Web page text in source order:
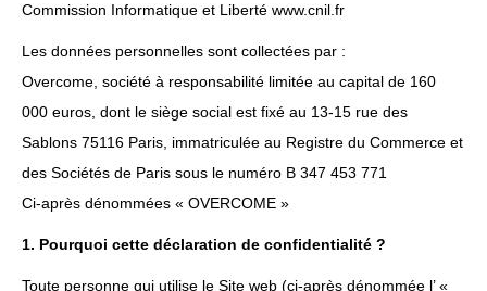
Commission Informatique et Liberté www.cnil.fr
Les données personnelles sont collectées par :
Overcome, société à responsabilité limitée au capital de 160
000 euros, dont le siège social est fixé au 13-15 rue des
Sablons 75116 Paris, immatriculée au Registre du Commerce et
des Sociétés de Paris sous le numéro B 347 453 771
Ci-après dénommées « OVERCOME »
1. Pourquoi cette déclaration de confidentialité ?
Toute personne qui utilise le Site web (ci-après dénommée l’ «